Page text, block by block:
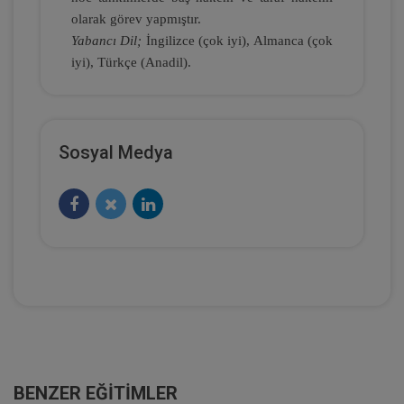
Kongresi - III. Oturum
360 TL Sepete Ekle
360 TL
olarak görev yapmıştır.
Yabancı Dil; İngilizce (çok iyi), Almanca (çok
iyi), Türkçe (Anadil).
Sosyal Medya
BENZER EĞITIMLER